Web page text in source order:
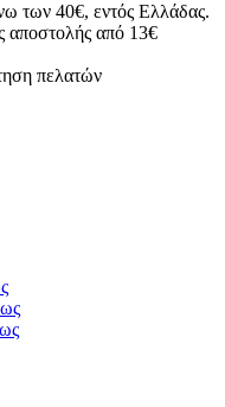
των 40€, εντός Ελλάδας.
αποστολής από 13€
πελατών